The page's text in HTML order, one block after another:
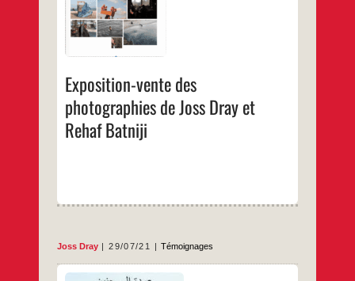
Exposition-vente des
photographies de Joss Dray et
Rehaf Batniji
Joss Dray 29/07/21 Témoignages